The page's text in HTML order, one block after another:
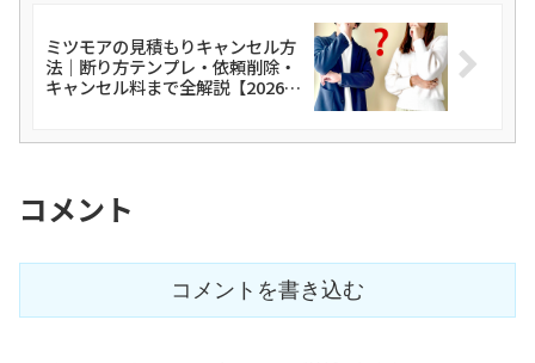
ミツモアの見積もりキャンセル方
法｜断り方テンプレ・依頼削除・
キャンセル料まで全解説【2026
コメント
コメントを書き込む